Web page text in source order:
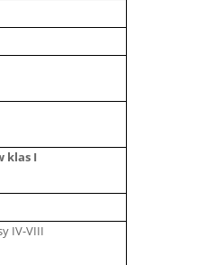
klas I
IV-VIII